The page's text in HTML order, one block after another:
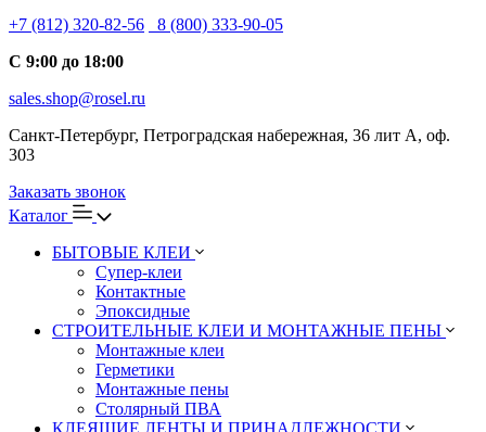
+7 (812) 320-82-56
8 (800) 333-90-05
С 9:00 до 18:00
sales.shop@rosel.ru
Санкт-Петербург, Петроградская набережная, 36 лит А, оф.
303
Заказать звонок
Каталог
БЫТОВЫЕ КЛЕИ
Супер-клеи
Контактные
Эпоксидные
СТРОИТЕЛЬНЫЕ КЛЕИ И МОНТАЖНЫЕ ПЕНЫ
Монтажные клеи
Герметики
Монтажные пены
Столярный ПВА